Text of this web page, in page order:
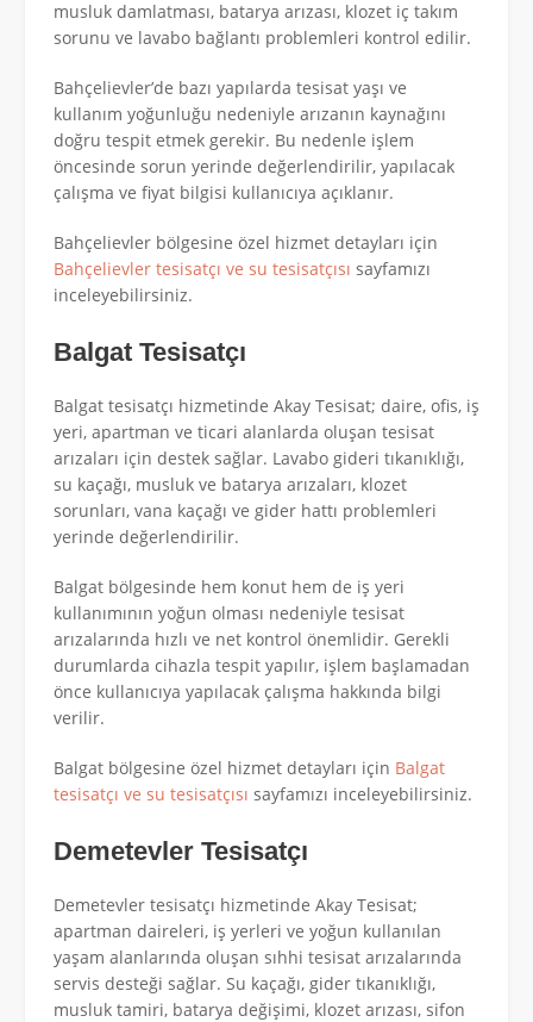
musluk damlatması, batarya arızası, klozet iç takım
sorunu ve lavabo bağlantı problemleri kontrol edilir.
Bahçelievler’de bazı yapılarda tesisat yaşı ve
kullanım yoğunluğu nedeniyle arızanın kaynağını
doğru tespit etmek gerekir. Bu nedenle işlem
öncesinde sorun yerinde değerlendirilir, yapılacak
çalışma ve fiyat bilgisi kullanıcıya açıklanır.
Bahçelievler bölgesine özel hizmet detayları için
Bahçelievler tesisatçı ve su tesisatçısı sayfamızı
inceleyebilirsiniz.
Balgat Tesisatçı
Balgat tesisatçı hizmetinde Akay Tesisat; daire, ofis, iş
yeri, apartman ve ticari alanlarda oluşan tesisat
arızaları için destek sağlar. Lavabo gideri tıkanıklığı,
su kaçağı, musluk ve batarya arızaları, klozet
sorunları, vana kaçağı ve gider hattı problemleri
yerinde değerlendirilir.
Balgat bölgesinde hem konut hem de iş yeri
kullanımının yoğun olması nedeniyle tesisat
arızalarında hızlı ve net kontrol önemlidir. Gerekli
durumlarda cihazla tespit yapılır, işlem başlamadan
önce kullanıcıya yapılacak çalışma hakkında bilgi
verilir.
Balgat bölgesine özel hizmet detayları için Balgat
tesisatçı ve su tesisatçısı sayfamızı inceleyebilirsiniz.
Demetevler Tesisatçı
Demetevler tesisatçı hizmetinde Akay Tesisat;
apartman daireleri, iş yerleri ve yoğun kullanılan
yaşam alanlarında oluşan sıhhi tesisat arızalarında
servis desteği sağlar. Su kaçağı, gider tıkanıklığı,
musluk tamiri, batarya değişimi, klozet arızası, sifon